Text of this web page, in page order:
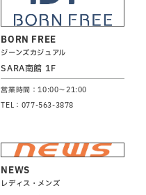
BORN FREE
ジーンズカジュアル
SARA南館 1F
営業時間：10:00～21:00
TEL：077-563-3878
NEWS
レディス・メンズ